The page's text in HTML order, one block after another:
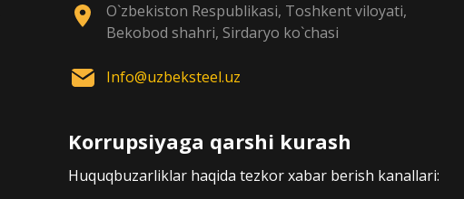
O`zbekiston Respublikasi, Toshkent viloyati,
Bekobod shahri, Sirdaryo ko`chasi
Info@uzbeksteel.uz
Korrupsiyaga qarshi kurash
Huquqbuzarliklar haqida tezkor xabar berish kanallari: